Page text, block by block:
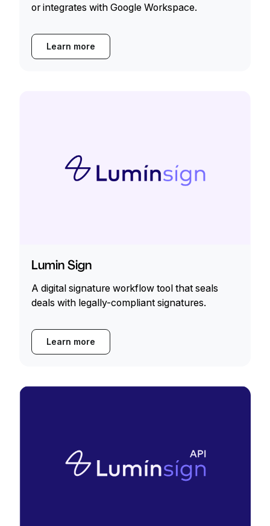
or integrates with Google Workspace.
Learn more
Lumin Sign
A digital signature workflow tool that seals
deals with legally-compliant signatures.
Learn more